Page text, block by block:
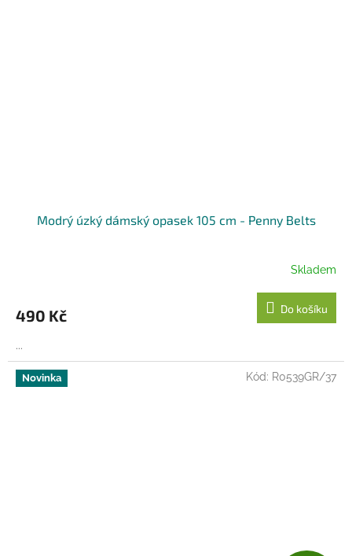
Modrý úzký dámský opasek 105 cm - Penny Belts
Skladem
490 Kč Do košíku
...
Novinka Kód: R0539GR/37